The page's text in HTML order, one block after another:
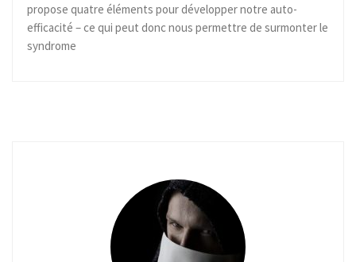
propose quatre éléments pour développer notre auto-
efficacité – ce qui peut donc nous permettre de surmonter le
syndrome